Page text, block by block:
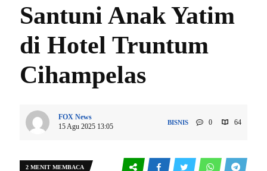
Santuni Anak Yatim
di Hotel Truntum
Cihampelas
FOX News
15 Agu 2025 13:05
BISNIS 0 64
2 MENIT MEMBACA